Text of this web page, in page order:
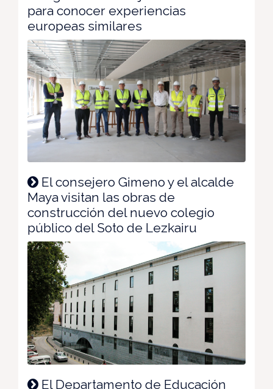
para conocer experiencias
europeas similares
El consejero Gimeno y el alcalde
Maya visitan las obras de
construcción del nuevo colegio
público del Soto de Lezkairu
El Departamento de Educación